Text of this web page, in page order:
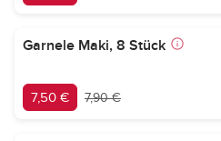
Garnele Maki, 8 Stück
7,50 € 7,90 €